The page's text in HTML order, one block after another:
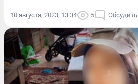
10 августа, 2023, 13:34 5 Обсудить